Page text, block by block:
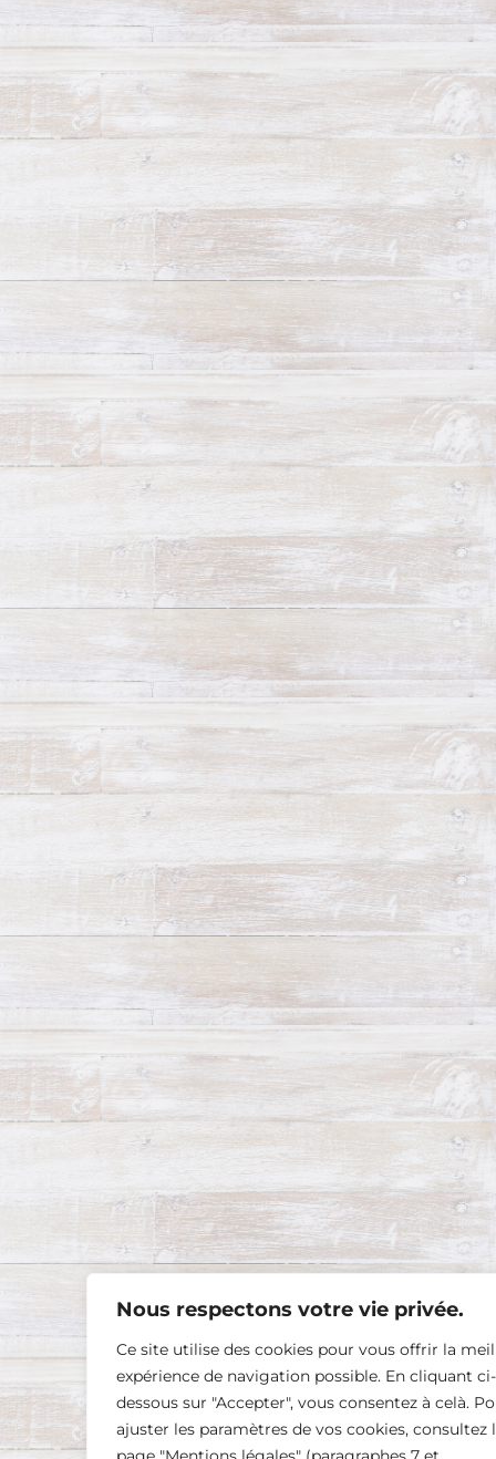
Nous respectons votre vie privée.
Ce site utilise des cookies pour vous offrir la
expérience de navigation possible. En cliquant ci-
dessous sur "Accepter", vous consentez à celà.
ajuster les paramètres de vos cookies, consultez